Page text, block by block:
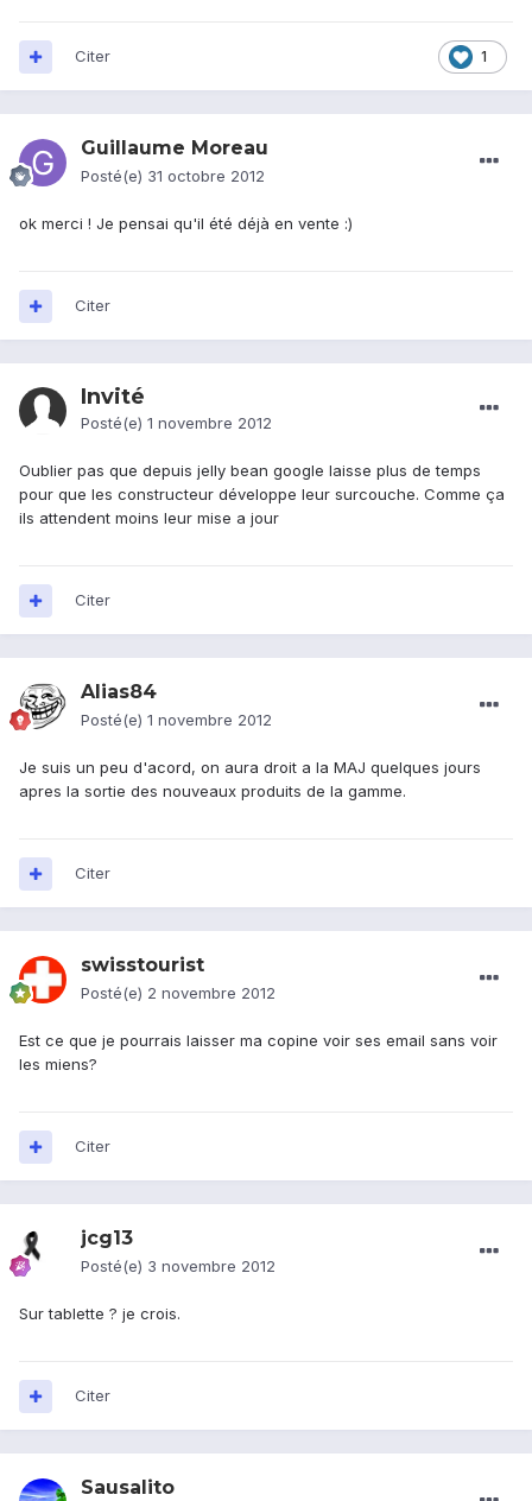
1
Citer
Guillaume Moreau
Posté(e) 31 octobre 2012
ok merci ! Je pensai qu'il été déjà en vente :)
Citer
Invité
Posté(e) 1 novembre 2012
Oublier pas que depuis jelly bean google laisse plus de temps
pour que les constructeur développe leur surcouche. Comme ça
ils attendent moins leur mise a jour
Citer
Alias84
Posté(e) 1 novembre 2012
Je suis un peu d'acord, on aura droit a la MAJ quelques jours
apres la sortie des nouveaux produits de la gamme.
Citer
swisstourist
Posté(e) 2 novembre 2012
Est ce que je pourrais laisser ma copine voir ses email sans voir
les miens?
Citer
jcg13
Posté(e) 3 novembre 2012
Sur tablette ? je crois.
Citer
Sausalito